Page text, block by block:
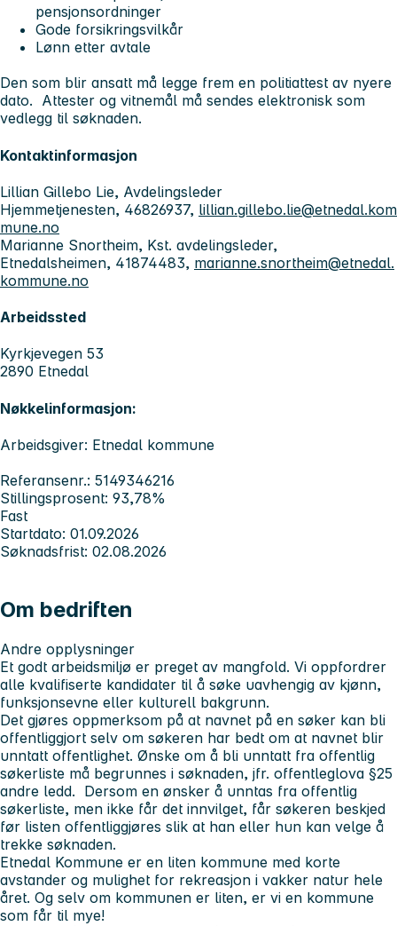
pensjonsordninger
Gode forsikringsvilkår
Lønn etter avtale
Den som blir ansatt må legge frem en politiattest av nyere
dato. Attester og vitnemål må sendes elektronisk som
vedlegg til søknaden.
Kontaktinformasjon
Lillian Gillebo Lie, Avdelingsleder
Hjemmetjenesten, 46826937, lillian.gillebo.lie@etnedal.kom
mune.no
Marianne Snortheim, Kst. avdelingsleder,
Etnedalsheimen, 41874483, marianne.snortheim@etnedal.
kommune.no
Arbeidssted
Kyrkjevegen 53
2890 Etnedal
Nøkkelinformasjon:
Arbeidsgiver: Etnedal kommune
Referansenr.: 5149346216
Stillingsprosent: 93,78%
Fast
Startdato: 01.09.2026
Søknadsfrist: 02.08.2026
Om bedriften
Andre opplysninger
Et godt arbeidsmiljø er preget av mangfold. Vi oppfordrer
alle kvalifiserte kandidater til å søke uavhengig av kjønn,
funksjonsevne eller kulturell bakgrunn.
Det gjøres oppmerksom på at navnet på en søker kan bli
offentliggjort selv om søkeren har bedt om at navnet blir
unntatt offentlighet. Ønske om å bli unntatt fra offentlig
søkerliste må begrunnes i søknaden, jfr. offentleglova §25
andre ledd. Dersom en ønsker å unntas fra offentlig
søkerliste, men ikke får det innvilget, får søkeren beskjed
før listen offentliggjøres slik at han eller hun kan velge å
trekke søknaden.
Etnedal Kommune er en liten kommune med korte
avstander og mulighet for rekreasjon i vakker natur hele
året. Og selv om kommunen er liten, er vi en kommune
som får til mye!